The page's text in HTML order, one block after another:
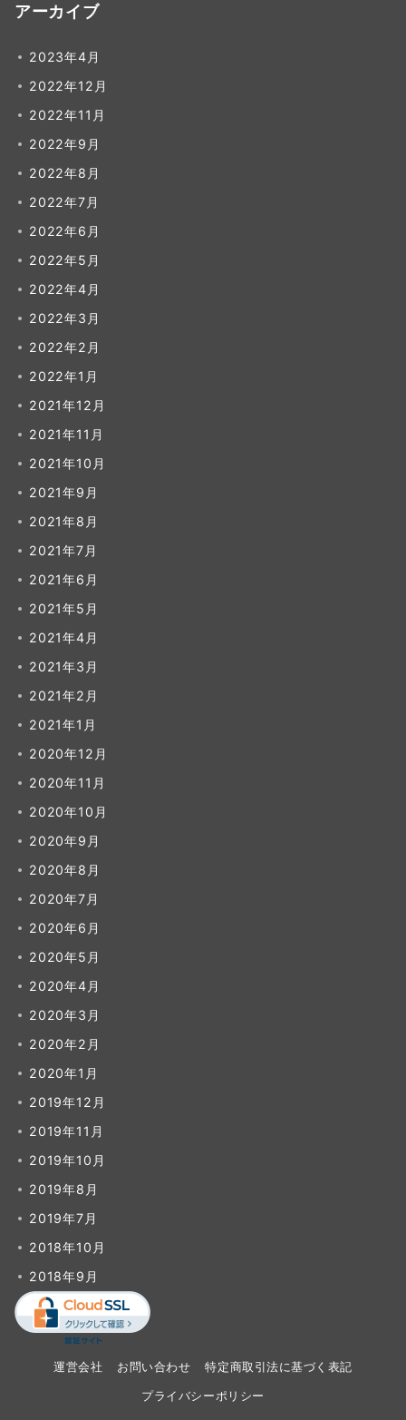
アーカイブ
2023年4月
2022年12月
2022年11月
2022年9月
2022年8月
2022年7月
2022年6月
2022年5月
2022年4月
2022年3月
2022年2月
2022年1月
2021年12月
2021年11月
2021年10月
2021年9月
2021年8月
2021年7月
2021年6月
2021年5月
2021年4月
2021年3月
2021年2月
2021年1月
2020年12月
2020年11月
2020年10月
2020年9月
2020年8月
2020年7月
2020年6月
2020年5月
2020年4月
2020年3月
2020年2月
2020年1月
2019年12月
2019年11月
2019年10月
2019年8月
2019年7月
2018年10月
2018年9月
運営会社 お問い合わせ 特定商取引法に基づく表記
プライバシーポリシー